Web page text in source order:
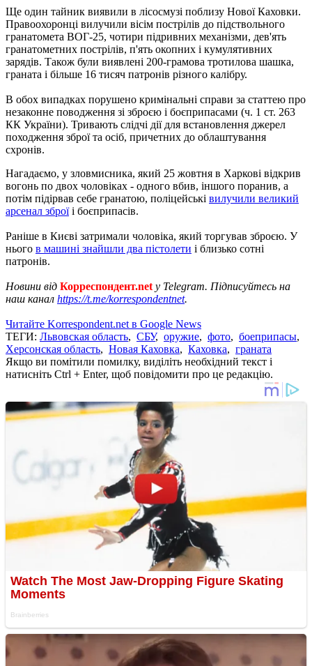
Ще один тайник виявили в лісосмузі поблизу Нової Каховки.
Правоохоронці вилучили вісім пострілів до підствольного
гранатомета ВОГ-25, чотири підривних механізми, дев'ять
гранатометних пострілів, п'ять окопних і кумулятивних
зарядів. Також були виявлені 200-грамова тротилова шашка,
граната і більше 16 тисяч патронів різного калібру.
В обох випадках порушено кримінальні справи за статтею про
незаконне поводження зі зброєю і боєприпасами (ч. 1 ст. 263
КК України). Тривають слідчі дії для встановлення джерел
походження зброї та осіб, причетних до облаштування
схронів.
Нагадаємо, у зловмисника, який 25 жовтня в Харкові відкрив
вогонь по двох чоловіках - одного вбив, іншого поранив, а
потім підірвав себе гранатою, поліцейські вилучили великий
арсенал зброїі боєприпасів.
Раніше в Києві затримали чоловіка, який торгував зброєю. У
нього в машині знайшли два пістолети і близько сотні
патронів.
Новини від Корреспондент.net у Telegram. Підписуйтесь на
наш канал https://t.me/korrespondentnet.
Читайте Korrespondent.net в Google News
ТЕГИ: Львовская область, СБУ, оружие, фото, боеприпасы,
Херсонская область, Новая Каховка, Каховка, граната
Якщо ви помітили помилку, виділіть необхідний текст і
натисніть Ctrl + Enter, щоб повідомити про це редакцію.